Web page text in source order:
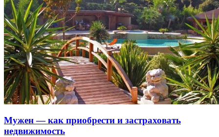
Мужен — как приобрести и застраховать
недвижимость